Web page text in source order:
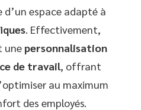
espace adapté à
. Effectivement,
une personnalisation
de travail, offrant
au maximum
des employés.